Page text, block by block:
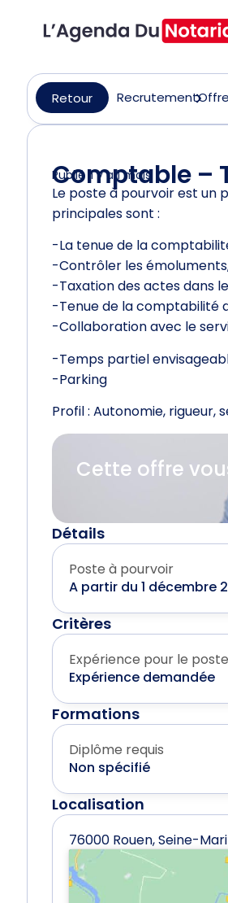
Retour Recrutement
Comptable –
Publié il y a 1 mois
Le poste à pourvoir est un
principales sont :
-La tenue de la
-Contrôler les
-Taxation des actes dans
-Tenue de la comptabilité
-Collaboration avec le
-Temps partiel
-Parking
Profil : Autonomie, rigueur,
Cette offre
Détails
Poste à pourvoir
A partir du 1 décembre
Critères
Expérience pour le poste
Expérience demandée
Formations
Diplôme requis
Non spécifié
Localisation
76000 Rouen, Seine-